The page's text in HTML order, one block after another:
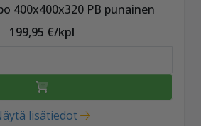
400x400x320 PB punainen
199,95 €/kpl
lisätiedot